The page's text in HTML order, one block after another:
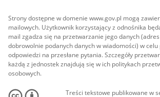
Strony dostępne w domenie www.gov.pl mogą
mailowych. Użytkownik korzystający z odnośnika
mail zgadza się na przetwarzanie jego danych
dobrowolnie podanych danych w wiadomości) w celu
odpowiedzi na przesłane pytania. Szczegóły
każdą z jednostek znajdują się w ich politykach
osobowych.
Treści tekstowe publikowane w